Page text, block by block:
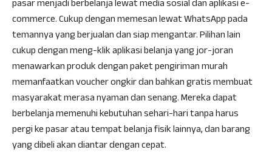
pasar menjadi berbelanja lewat media sosial dan aplikasi e-
commerce. Cukup dengan memesan lewat WhatsApp pada
temannya yang berjualan dan siap mengantar. Pilihan lain
cukup dengan meng-klik aplikasi belanja yang jor-joran
menawarkan produk dengan paket pengiriman murah
memanfaatkan voucher ongkir dan bahkan gratis membuat
masyarakat merasa nyaman dan senang. Mereka dapat
berbelanja memenuhi kebutuhan sehari-hari tanpa harus
pergi ke pasar atau tempat belanja fisik lainnya, dan barang
yang dibeli akan diantar dengan cepat.